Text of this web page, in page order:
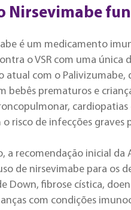
Nirsevimabe
é um medicamento
o VSR com uma
com o Palivizumabe,
bebês prematuros e
risco de infecções graves
a recomendação inicial da
de nirsevimabe para os
Down, fibrose cística,
com condições